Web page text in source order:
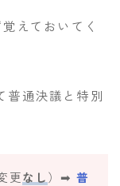
えておいてく
普通決議と特別
更なし）➡︎ 普